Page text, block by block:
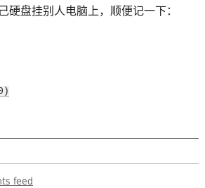
硬盘挂别人电脑上，顺便记一下：
feed